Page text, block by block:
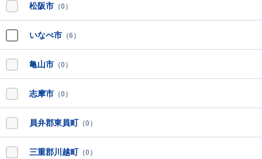
松阪市 （0）
いなべ市 （6）
亀山市 （0）
志摩市 （0）
員弁郡東員町 （0）
三重郡川越町 （0）